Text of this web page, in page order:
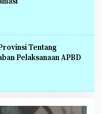
Tentang
Pelaksanaan APBD